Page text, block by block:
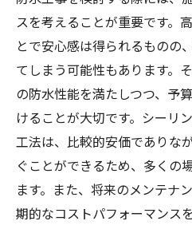
スを考えることが重要です。
とで安心感は得られるものの
てしまう可能性もあります。
の防水性能を満たしつつ、予
けることが大切です。シーリ
工法は、比較的安価でありな
ぐことができるため、多くの
ます。また、将来のメンテナ
期的なコストパフォーマンス